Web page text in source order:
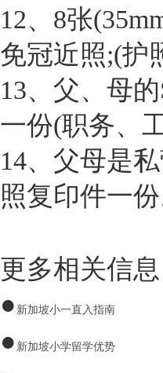
12、8张
免冠近照;(护
13、父、母
一份(职务、
14、父母是
照复印件一
更多相关信息
● 新加坡小一直入指南
● 新加坡小学留学优势